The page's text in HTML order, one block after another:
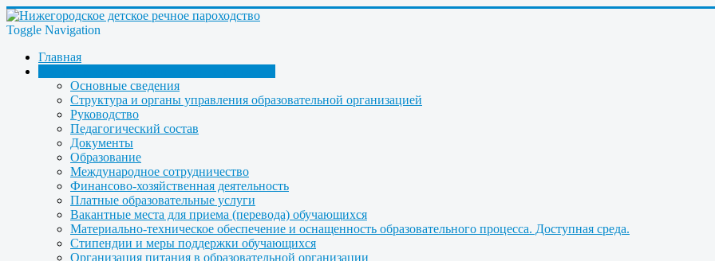
Toggle Navigation
Главная
Основные сведения
Структура и органы управления образовательной организацией
Руководство
Педагогический состав
Документы
Образование
Международное сотрудничество
Финансово-хозяйственная деятельность
Платные образовательные услуги
Вакантные места для приема (перевода) обучающихся
Материально-техническое обеспечение и оснащенность образовательного процесса. Доступная среда.
Стипендии и меры поддержки обучающихся
Организация питания в образовательной организации